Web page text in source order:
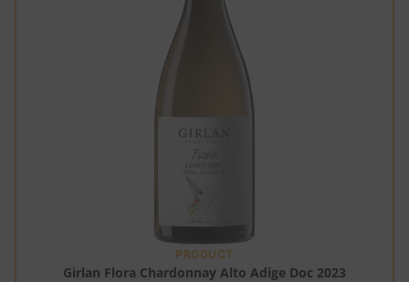
PRODUCT
Girlan Flora Chardonnay Alto Adige Doc 2023